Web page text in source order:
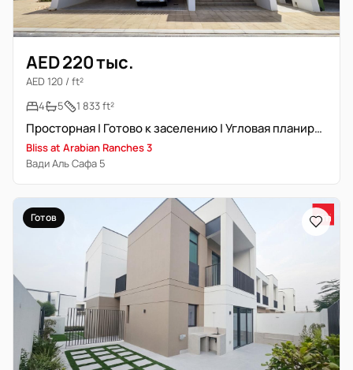
AED 220 тыс.
AED 120 / ft²
4
5 1 833 ft²
Просторная | Готово к заселению | Угловая планировка | Рядом с удобствами
Bliss at Arabian Ranches 3
Вади Аль Сафа 5
Готов